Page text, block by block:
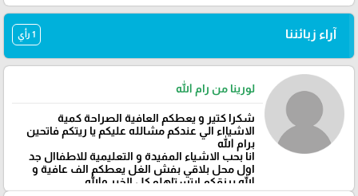
آراء زبائننا 1 رأي
لورينا من رام الله
شكرا كتير و يعطكم العافية الصراحة كمية
الاشيااء الي عندكم مشالله عليكم يا ريتكم فاتحين
برام الله
انا بحب الاشياء المفيدة و التعليمية للاطفاال جد
اول محل بلاقي بفش الغل يعطكم الف عافية و
الله يرزقكم ابتستاهلو كل الخير والله